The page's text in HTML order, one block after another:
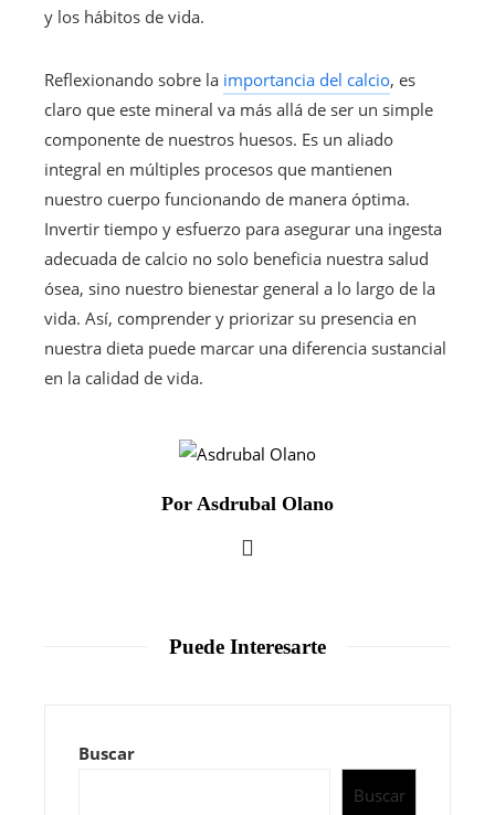
y los hábitos de vida.
Reflexionando sobre la importancia del calcio, es
claro que este mineral va más allá de ser un simple
componente de nuestros huesos. Es un aliado
integral en múltiples procesos que mantienen
nuestro cuerpo funcionando de manera óptima.
Invertir tiempo y esfuerzo para asegurar una ingesta
adecuada de calcio no solo beneficia nuestra salud
ósea, sino nuestro bienestar general a lo largo de la
vida. Así, comprender y priorizar su presencia en
nuestra dieta puede marcar una diferencia sustancial
en la calidad de vida.
Por Asdrubal Olano
Puede Interesarte
Buscar
Buscar